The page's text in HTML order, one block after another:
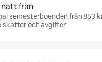
natt från
semesterboenden från 853
skatter och avgifter